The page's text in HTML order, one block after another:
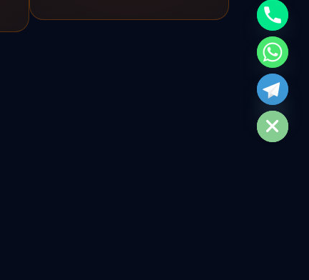
HIDE
CHATY